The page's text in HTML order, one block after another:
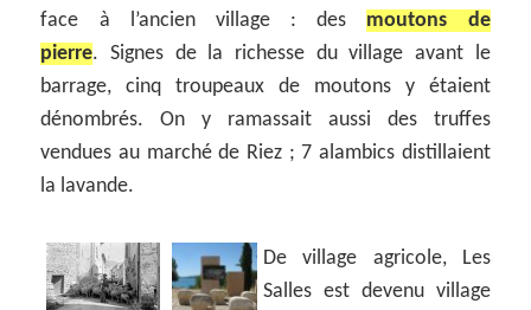
face à l’ancien village : des moutons de
pierre. Signes de la richesse du village avant le
barrage, cinq troupeaux de moutons y étaient
dénombrés. On y ramassait aussi des truffes
vendues au marché de Riez ; 7 alambics distillaient
la lavande.
De village agricole, Les
Salles est devenu village